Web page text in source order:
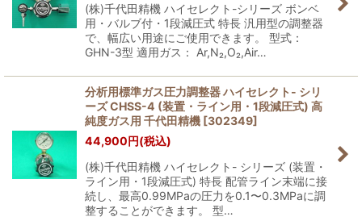
(株)千代田精機 ハイセレクト-シリーズ ボンベ
用・バルブ付・1段減圧式 特長 汎用型の調整器
で、幅広い用途にご使用できます。 型式：
GHN-3型 適用ガス： Ar,N₂,O₂,Air…
分析用標準ガス圧力調整器 ハイセレクト- シリ
ーズ CHSS-4 (装置・ライン用・1段減圧式) 高
純度ガス用 千代田精機 [302349]
44,900円(税込)
(株)千代田精機 ハイセレクト- シリーズ (装置・
ライン用・1段減圧式) 特長 配管ライン末端に接
続し、最高0.99MPaの圧力を0.1〜0.3MPaに調
整することができます。 型…